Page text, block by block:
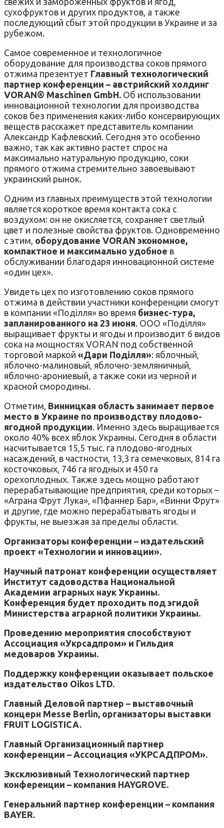
сухофруктов и других продуктов, а также
последующий сбыт этой продукции в Украине и за
рубежом.
Самое современное и технологичное
оборудование для производства соков прямого
отжима презентует Главный технологический
партнер конференции – австрийский холдинг
VORAN® Maschinen GmbH. Об использовании
инновационной технологии для производства
соков без применения каких-либо консервирующих
веществ расскажет представитель компании
Александр Кафлевский. Сегодня это особенно
важно, так как активно растет спрос на
максимально натуральную продукцию, соки
прямого отжима стремительно завоевывают
украинский рынок.
Одним из главных преимуществ этой технологии
является короткое время контакта сока с
воздухом: он не окисляется, сохраняет светлый
цвет и полезные свойства фруктов. Одновременно
с этим, оборудование VORAN экономное,
компактное и максимально удобное в
обслуживании благодаря инновационной системе
«один цех».
Увидеть цех по изготовлению соков прямого
отжима в действии участники конференции смогут
в компании «Поділля» во время бизнес-тура,
запланированного на 23 июня. ООО «Поділля»
выращивает фрукты и ягоды и производит 6 видов
сока на мощностях VORAN под собственной
торговой маркой «Дари Поділля»: яблочный,
яблочно-малиновый, яблочно-земляничный,
яблочно-арониевый, а также соки из черной и
красной смородины.
Отметим, Винницкая область занимает первое
место в Украине по производству плодово-
ягодной продукции. Именно здесь выращивается
около 40% всех яблок Украины. Сегодня в области
насчитывается 15,5 тыс. га плодово-ягодных
насаждений, в частности, 13,3 га семечковых, 814 га
косточковых, 746 га ягодных и 450 га
орехоплодных. Также здесь мощно работают
перерабатывающие предприятия, среди которых –
«Аграна Фрут Лука», «Пфаннер Бар», «Винни Фрут»
и другие, где можно перерабатывать ягоды и
фрукты, не выезжая за пределы области.
Организаторы конференции – издательский
проект «Технологии и инновации».
Научный патронат конференции осуществляет
Институт садоводства Национальной
Академии аграрных наук Украины.
Конференция будет проходить под эгидой
Министерства аграрной политики Украины.
Проведению мероприятия способствуют
Ассоциация «Укрсадпром» и Гильдия
медоваров Украины.
Поддержку конференции оказывает польское
издательство Oikos LTD.
Главный Деловой партнер – выставочный
концерн Messe Berlin, организаторы выставки
FRUIT LOGISTICA.
Главный Организационный партнер
конференции – Ассоциация «УКРСАДПРОМ».
Эксклюзивный Технологический партнер
конференции – компания HAYGROVE.
Генеральний партнер конференции – компания
BAYER.